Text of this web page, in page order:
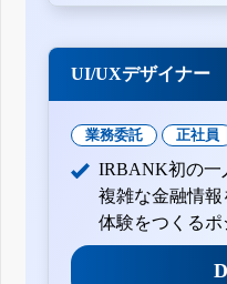
UI/UXデザイナー
業務委託 正社員
IRBANK初の一
複雑な金融情
体験をつくるポ